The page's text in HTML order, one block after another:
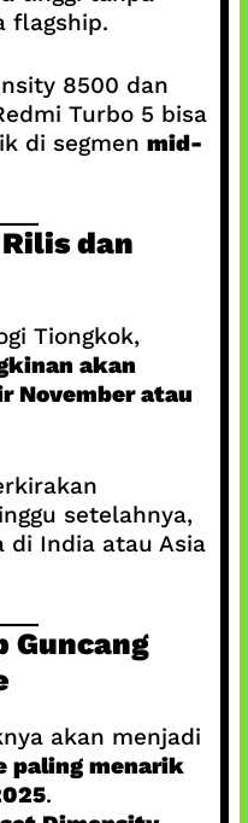
flagship.
8500 dan
Turbo 5 bisa
di segmen mid-
dan
Tiongkok,
akan
November atau
setelahnya,
di India atau Asia
Guncang
akan menjadi
paling menarik
.